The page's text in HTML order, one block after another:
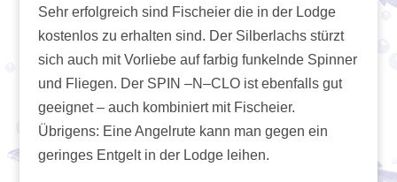
Sehr erfolgreich sind Fischeier die in der Lodge
kostenlos zu erhalten sind. Der Silberlachs stürzt
sich auch mit Vorliebe auf farbig funkelnde Spinner
und Fliegen. Der SPIN –N–CLO ist ebenfalls gut
geeignet – auch kombiniert mit Fischeier.
Übrigens: Eine Angelrute kann man gegen ein
geringes Entgelt in der Lodge leihen.